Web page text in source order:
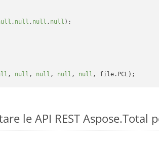
, null , null , null );
, null , null , null , null
le API REST Aspose.Total